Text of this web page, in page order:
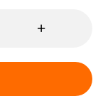
+